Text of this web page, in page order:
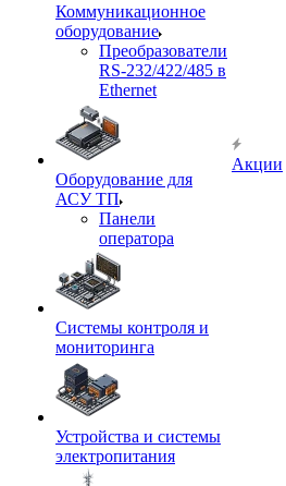
Коммуникационное
оборудование
Преобразователи
RS-232/422/485 в
Ethernet
Оборудование для
АСУ ТП
Панели
оператора
Системы контроля и
мониторинга
Устройства и системы
электропитания
Акции